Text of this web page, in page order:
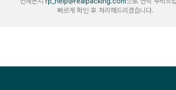
빠르게 확인 후 처리해드리겠습니다.